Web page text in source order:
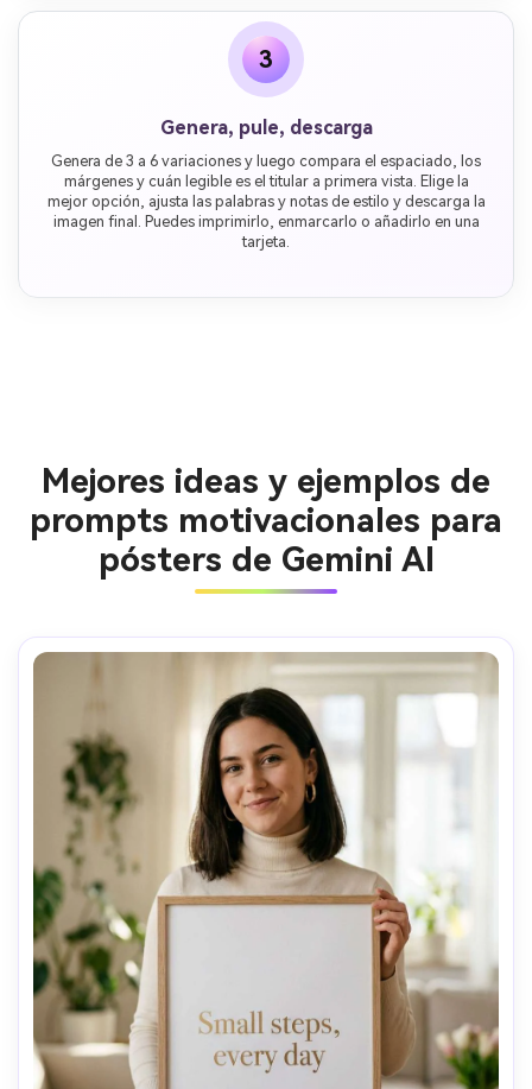
3
Genera, pule, descarga
Genera de 3 a 6 variaciones y luego compara el espaciado, los
márgenes y cuán legible es el titular a primera vista. Elige la
mejor opción, ajusta las palabras y notas de estilo y descarga la
imagen final. Puedes imprimirlo, enmarcarlo o añadirlo en una
tarjeta.
Mejores ideas y ejemplos de
prompts motivacionales para
pósters de Gemini AI